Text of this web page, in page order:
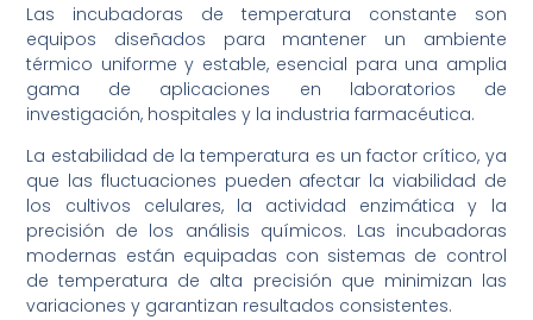
Las incubadoras de temperatura constante son
equipos diseñados para mantener un ambiente
térmico uniforme y estable, esencial para una amplia
gama de aplicaciones en laboratorios de
investigación, hospitales y la industria farmacéutica.
La estabilidad de la temperatura es un factor crítico, ya
que las fluctuaciones pueden afectar la viabilidad de
los cultivos celulares, la actividad enzimática y la
precisión de los análisis químicos. Las incubadoras
modernas están equipadas con sistemas de control
de temperatura de alta precisión que minimizan las
variaciones y garantizan resultados consistentes.